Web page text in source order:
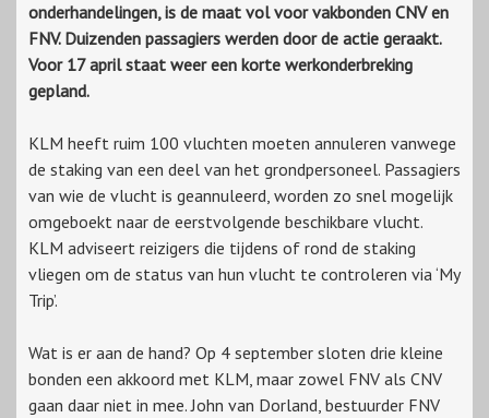
onderhandelingen, is de maat vol voor vakbonden CNV en
FNV. Duizenden passagiers werden door de actie geraakt.
Voor 17 april staat weer een korte werkonderbreking
gepland.
KLM heeft ruim 100 vluchten moeten annuleren vanwege
de staking van een deel van het grondpersoneel. Passagiers
van wie de vlucht is geannuleerd, worden zo snel mogelijk
omgeboekt naar de eerstvolgende beschikbare vlucht.
KLM adviseert reizigers die tijdens of rond de staking
vliegen om de status van hun vlucht te controleren via ‘My
Trip’.
Wat is er aan de hand? Op 4 september sloten drie kleine
bonden een akkoord met KLM, maar zowel FNV als CNV
gaan daar niet in mee. John van Dorland, bestuurder FNV